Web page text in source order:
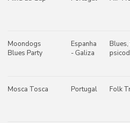
Moondogs
Blues Party
Espanha
- Galiza
Mosca Tosca Portugal Folk